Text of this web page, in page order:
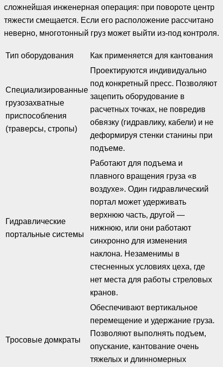
сложнейшая инженерная операция: при повороте центр
тяжести смещается. Если его расположение рассчитано
неверно, многотонный груз может выйти из-под контроля.
Тип оборудования Как применяется для кантования
Специализированные
грузозахватные
приспособления
(траверсы, стропы)
Проектируются индивидуально
под конкретный пресс. Позволяют
зацепить оборудование в
расчетных точках, не повредив
обвязку (гидравлику, кабели) и не
деформируя стенки станины при
подъеме.
Гидравлические
портальные системы
Работают для подъема и
плавного вращения груза «в
воздухе». Один гидравлический
портал может удерживать
верхнюю часть, другой —
нижнюю, или они работают
синхронно для изменения
наклона. Незаменимы в
стесненных условиях цеха, где
нет места для работы стреловых
кранов.
Тросовые домкраты
Обеспечивают вертикальное
перемещение и удержание груза.
Позволяют выполнять подъем,
опускание, кантование очень
тяжелых и длинномерных